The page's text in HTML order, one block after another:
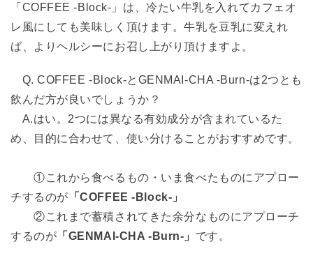
「COFFEE -Block-」は、冷たい牛乳を入れてカフェオ
レ風にしても美味しく頂けます。牛乳を豆乳に変えれ
ば、よりヘルシーにお召し上がり頂けますよ。
Q. COFFEE -Block-とGENMAI-CHA -Burn-は2つとも
飲んだ方が良いでしょうか？
A.はい。2つには異なる有効成分が含まれているた
め、目的に合わせて、使い分けることがおすすめです。
①これから食べるもの・いま食べたものにアプロー
チするのが 「COFFEE -Block-」
②これまで蓄積されてきた余分なものにアプローチ
するのが 「GENMAI-CHA -Burn-」 です。